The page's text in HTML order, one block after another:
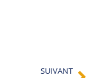
SUIVANT